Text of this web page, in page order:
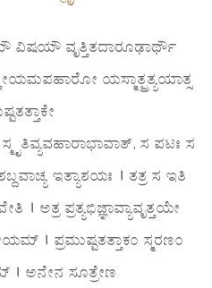
ವೃತ್ತಿತದಾರೂಢಾರ್ಥೌ
ಯಸ್ಮಾತ್ಪ್ರತ್ಯಯಾತ್ಸ
ಸ ಪಟಃ ಸ
ಇತ್ಯಾಶಯಃ । ತತ್ರ ಸ ಇತಿ
ಅತ್ರ ಪ್ರತ್ಯಭಿಜ್ಞಾವ್ಯಾವೃತ್ತಯೇ
। ಪ್ರಮುಷ್ಟತತ್ತಾಕಂ ಸ್ಮರಣಂ
। ಅನೇನ ಸೂತ್ರೇಣ